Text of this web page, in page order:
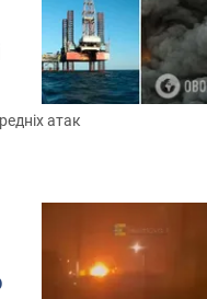
атак